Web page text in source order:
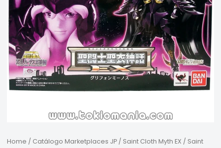
Home / Catálogo Marketplaces JP/ Saint Cloth Myth EX / Saint